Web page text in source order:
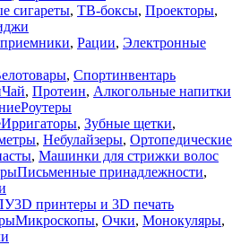
сигареты, ТВ-боксы, Проекторы,
, Рации, Электронные
, Спортинвентарь
Чай, Протеин, Алкогольные напитки
Роутеры
Ирригаторы, Зубные щетки,
, Небулайзеры, Ортопедические
, Машинки для стрижки волос
Письменные принадлежности,
3D принтеры и 3D печать
Микроскопы, Очки, Монокуляры,